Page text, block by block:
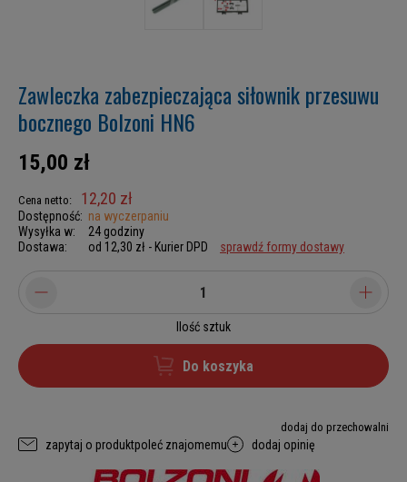
Zawleczka zabezpieczająca siłownik przesuwu
bocznego Bolzoni HN6
15,00 zł
Cena netto: 12,20 zł
Dostępność: na wyczerpaniu
Wysyłka w:
24 godziny
Dostawa:
od 12,30 zł - Kurier DPD sprawdź formy dostawy
Ilość sztuk
Do koszyka
dodaj do przechowalni
zapytaj o produktpoleć znajomemu dodaj opinię